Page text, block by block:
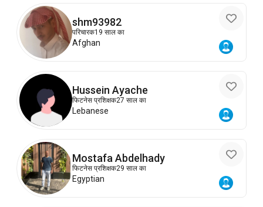
shm93982
परिचारक19 साल का
Afghan
Hussein Ayache
फिटनेस प्रशिक्षक27 साल का
Lebanese
Mostafa Abdelhady
फिटनेस प्रशिक्षक29 साल का
Egyptian